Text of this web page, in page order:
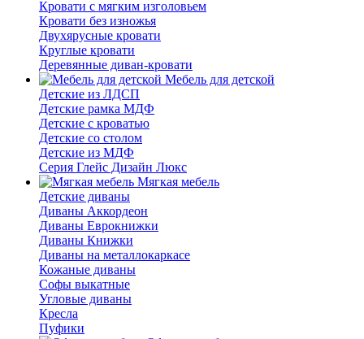
Кровати с мягким изголовьем
Кровати без изножья
Двухярусные кровати
Круглые кровати
Деревянные диван-кровати
Мебель для детской
Детские из ЛДСП
Детские рамка МДФ
Детские с кроватью
Детские со столом
Детские из МДФ
Серия Глейс Дизайн Люкс
Мягкая мебель
Детские диваны
Диваны Аккордеон
Диваны Еврокнижки
Диваны Книжки
Диваны на металлокаркасе
Кожаные диваны
Софы выкатные
Угловые диваны
Кресла
Пуфики